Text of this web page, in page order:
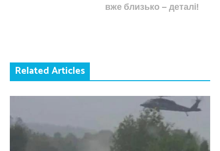
вже близько – деталі!
Related Articles